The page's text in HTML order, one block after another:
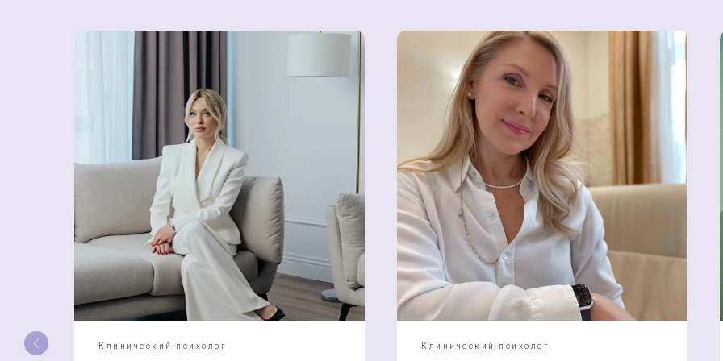
Детско-родительские отношения
Травматические состояния
Расстройства пищевого поведения
Тревожные
Онкология
Работа с
спортсменами
Клинический психолог Клинический психолог